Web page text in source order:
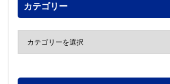
カテゴリー